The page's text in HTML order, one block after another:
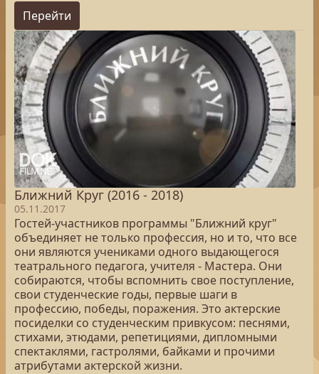
Перейти
Ближний Круг (2016 - 2018)
05.11.2017
Гостей-участников программы "Ближний круг"
объединяет не только профессия, но и то, что все
они являются учениками одного выдающегося
театрального педагога, учителя - Мастера. Они
собираются, чтобы вспомнить свое поступление,
свои студенческие годы, первые шаги в
профессию, победы, поражения. Это актерские
посиделки со студенческим привкусом: песнями,
стихами, этюдами, репетициями, дипломными
спектаклями, гастролями, байками и прочими
атрибутами актерской жизни.